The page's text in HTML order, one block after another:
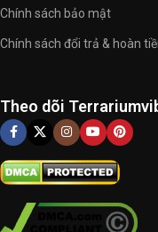
Chính sách bảo mật
Chính sách đổi trả & hoàn
Theo dõi